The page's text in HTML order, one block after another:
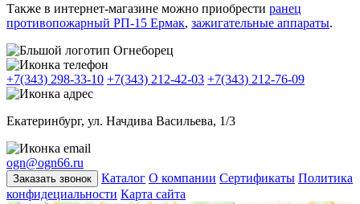
Также в интернет-магазине можно приобрести ранец
противопожарный РП-15 Ермак, зажигательные аппараты.
+7(343) 298-33-10 +7(343) 212-42-03 +7(343) 212-76-09
Екатеринбург, ул. Начдива Васильева, 1/3
ogn@ogn66.ru
Заказать звонок Каталог О компании Сертификаты Политика
конфидециальности Карта сайта